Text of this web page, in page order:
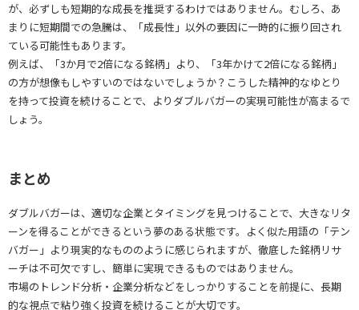
が、必ずしも短期的な成長を推奨するわけではありません。むしろ、あ
まりに短期間での急騰は、「成長性」以外の要因に一時的に振り回され
ている可能性もあります。
例えば、「3か月で2倍になる銘柄」より、「3年かけて2倍になる銘柄」
の方が想像もしやすいのではないでしょうか？こうした精神的なゆとり
を持って投資を続けることで、よりダブルバガーの実現可能性が高まるで
しょう。
まとめ
ダブルバガーは、適切な企業とタイミングを見つけることで、大きなリタ
ーンを得ることができるという夢のある状態です。よく似た用語の「テン
バガー」より現実的なもののように感じられますが、徹底した銘柄リサ
ーチは不可欠ですし、簡単に実現できるものではありません。
市場のトレンド分析・企業分析などをしっかりすることを前提に、長期
的な視点で粘り強く投資を続けることが大切です。